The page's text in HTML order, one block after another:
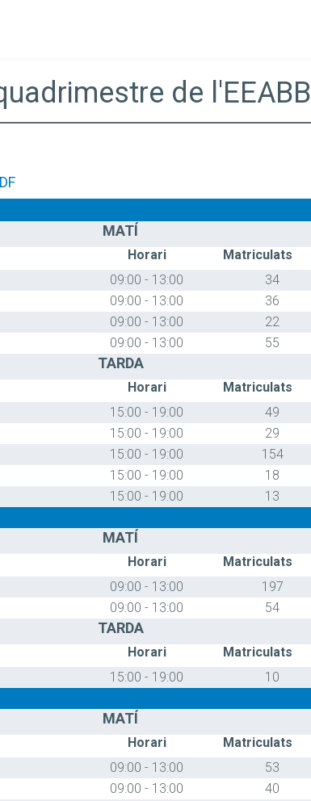
de l'EEABB
MATÍ
Horari Matriculats
09:00 - 13:00 34
09:00 - 13:00 36
09:00 - 13:00 22
09:00 - 13:00 55
TARDA
Horari Matriculats
15:00 - 19:00 49
15:00 - 19:00 29
15:00 - 19:00 154
15:00 - 19:00 18
15:00 - 19:00 13
MATÍ
Horari Matriculats
09:00 - 13:00 197
09:00 - 13:00 54
TARDA
Horari Matriculats
15:00 - 19:00 10
MATÍ
Horari Matriculats
09:00 - 13:00 53
09:00 - 13:00 40